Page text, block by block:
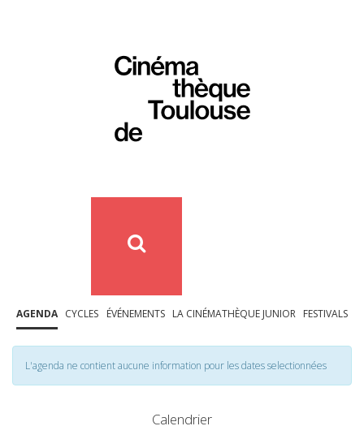
AGENDA CYCLES ÉVÉNEMENTS LA CINÉMATHÈQUE JUNIOR FESTIVALS
L'agenda ne contient aucune information pour les dates selectionnées
Calendrier